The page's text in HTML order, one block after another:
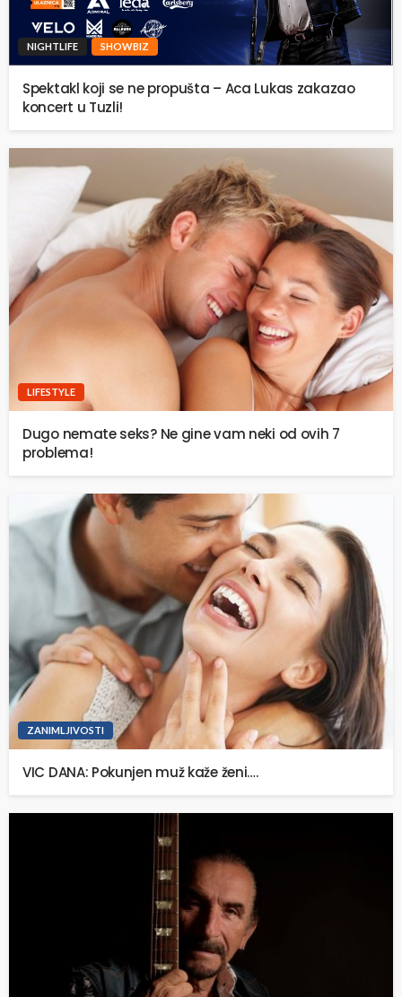
NIGHTLIFE SHOWBIZ
Spektakl koji se ne propušta – Aca Lukas zakazao
koncert u Tuzli!
LIFESTYLE
Dugo nemate seks? Ne gine vam neki od ovih 7
problema!
ZANIMLJIVOSTI
VIC DANA: Pokunjen muž kaže ženi….